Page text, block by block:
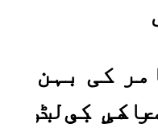
کی بہن
کی بولڈ